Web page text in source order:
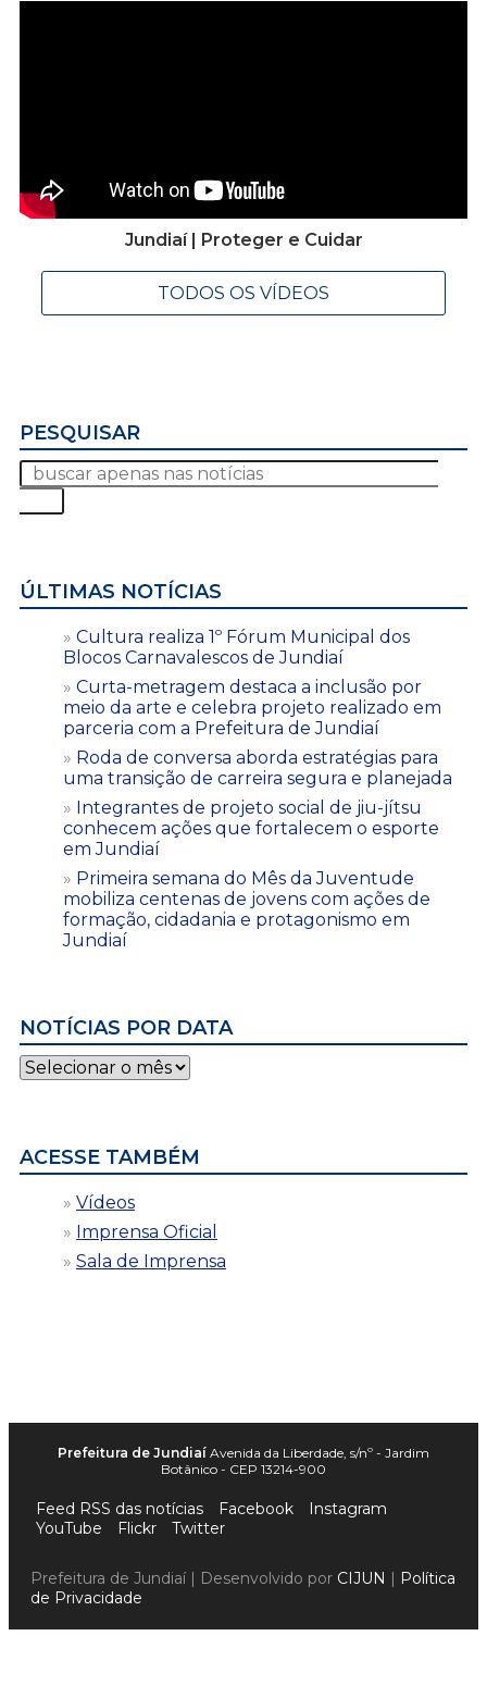
Jundiaí | Proteger e Cuidar
TODOS OS VÍDEOS
PESQUISAR
ÚLTIMAS NOTÍCIAS
Cultura realiza 1º Fórum Municipal dos
Blocos Carnavalescos de Jundiaí
Curta-metragem destaca a inclusão por
meio da arte e celebra projeto realizado em
parceria com a Prefeitura de Jundiaí
Roda de conversa aborda estratégias para
uma transição de carreira segura e planejada
Integrantes de projeto social de jiu-jítsu
conhecem ações que fortalecem o esporte
em Jundiaí
Primeira semana do Mês da Juventude
mobiliza centenas de jovens com ações de
formação, cidadania e protagonismo em
Jundiaí
NOTÍCIAS POR DATA
Notícias
por
ACESSE TAMBÉM
Vídeos
Imprensa Oficial
Sala de Imprensa
Prefeitura de Jundiaí Avenida da Liberdade, s/nº - Jardim
Botânico - CEP 13214-900
Feed RSS das notícias Facebook
Instagram
YouTube
Flickr Twitter
Prefeitura de Jundiaí | Desenvolvido por CIJUN
Política
de Privacidade